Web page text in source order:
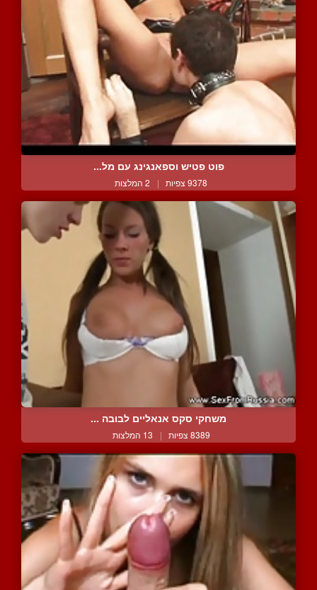
פוט פטיש וספאנגינג עם מל...
9378 צפיות | 2 המלצות
משחקי סקס אנאליים לבובה ...
8389 צפיות | 13 המלצות